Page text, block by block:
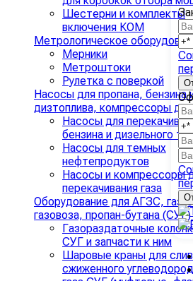
Шестерни и комплекты
включения КОМ
Метрологическое
Мерники
Метроштоки
Рулетка с поверкой
Насосы для пропана, бензина
дизтоплива, компрессоры
Насосы для
бензина и дизельного
Насосы для темных
нефтепродуктов
Насосы и компрессоры
перекачивания газа
Оборудование для АГЗС,
газовоза, пропан-бутана (СУГ)
Газораздаточные
СУГ и запчасти к ним
Шаровые краны для
сжиженного